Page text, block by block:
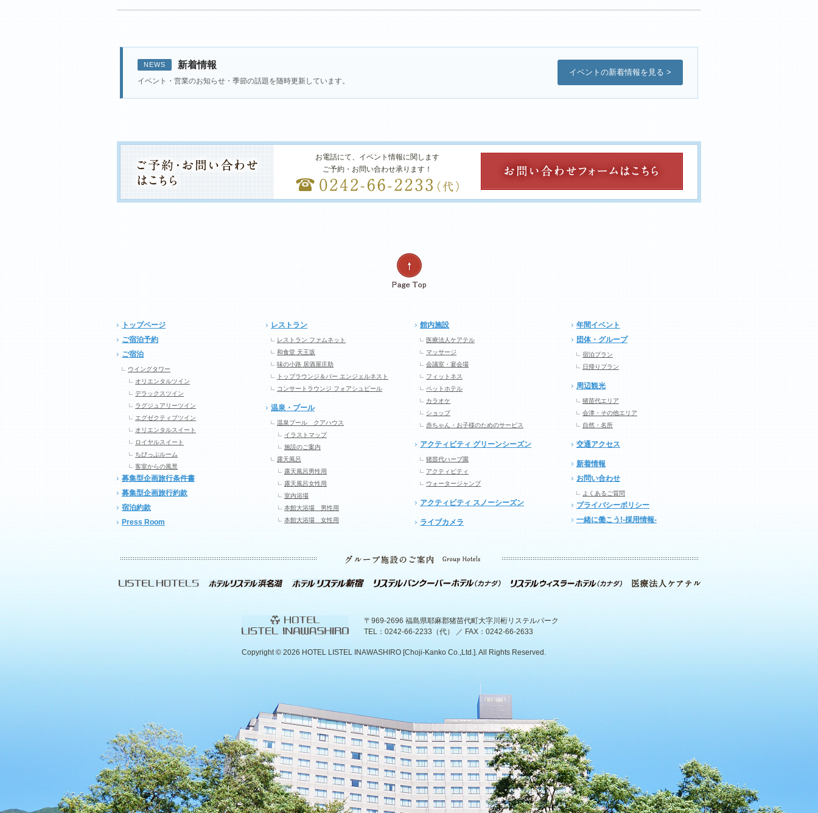
NEWS 新着情報
イベント・営業のお知らせ・季節の話題を随時更新しています。
イベントの新着情報を見る >
お電話にて、イベント情報に関します
ご予約・お問い合わせ承ります！
トップページ
ご宿泊予約
ご宿泊
ウイングタワー
オリエンタルツイン
デラックスツイン
ラグジュアリーツイン
エグゼクティブツイン
オリエンタルスイート
ロイヤルスイート
ちびっぷルーム
客室からの風景
募集型企画旅行条件書
募集型企画旅行約款
宿泊約款
Press Room
レストラン
レストラン ファムネット
和食堂 天王坂
味の小路 居酒屋庄助
トップラウンジ＆バー エンジェルネスト
コンサートラウンジ フォアシュピール
温泉・プール
温泉プール クアハウス
イラストマップ
施設のご案内
露天風呂
露天風呂男性用
露天風呂女性用
室内浴場
本館大浴場 男性用
本館大浴場 女性用
館内施設
医療法人ケアテル
マッサージ
会議室・宴会場
フィットネス
ペットホテル
カラオケ
ショップ
赤ちゃん・お子様のためのサービス
アクティビティ グリーンシーズン
猪苗代ハーブ園
アクティビティ
ウォータージャンプ
アクティビティ スノーシーズン
ライブカメラ
年間イベント
団体・グループ
宿泊プラン
日帰りプラン
周辺観光
猪苗代エリア
会津・その他エリア
自然・名所
交通アクセス
新着情報
お問い合わせ
よくあるご質問
プライバシーポリシー
一緒に働こう!-採用情報-
〒969-2696 福島県耶麻郡猪苗代町大字川桁リステルパーク
TEL：0242-66-2233（代） ／ FAX：0242-66-2633
Copyright © 2026 HOTEL LISTEL INAWASHIRO [Choji-Kanko Co.,Ltd.]. All Rights Reserved.